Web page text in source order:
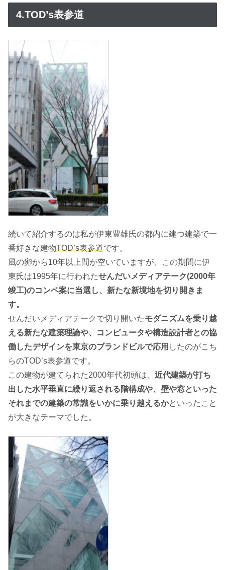
4.TOD’s表参道
続いて紹介するのは私が伊東豊雄氏の都内に建つ建築で一
番好きな建物TOD’s表参道です。
風の卵から10年以上間が空いていますが、この期間に伊
東氏は1995年に行われたせんだいメディアテーク(2000年
竣工)のコンペ案に当選し、新たな新境地を切り開きま
す。
せんだいメディアテークで切り開いたモダニズムを乗り越
える新たな建築理論や、コンピュータや構造設計者との協
働したデザインを東京のブランドビルで応用 したのがこち
らのTOD’s表参道です。
この建物が建てられた2000年代初頭は、 近代建築が打ち
出した水平垂直に繰り返される階構成や、壁や窓といった
それまでの建築の常識をいかに乗り越えるかといったこと
が大きなテーマでした。